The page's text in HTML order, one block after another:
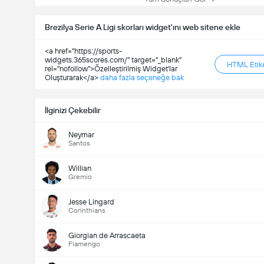
Brezilya Serie A Ligi skorları widget'ını web sitene ekle
<a href="https://sports-
widgets.365scores.com/" target="_blank"
rel="nofollow">Özelleştirilmiş Widget'lar
Oluşturarak</a> daha fazla seçeneğe bak
HTML
İlginizi Çekebilir
Neymar
Santos
Willian
Gremio
Jesse Lingard
Corinthians
Giorgian de Arrascaeta
Flamengo